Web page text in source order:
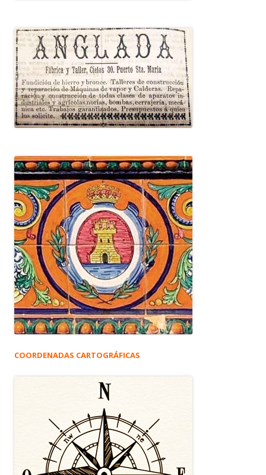
COORDENADAS CARTOGRÁFICAS